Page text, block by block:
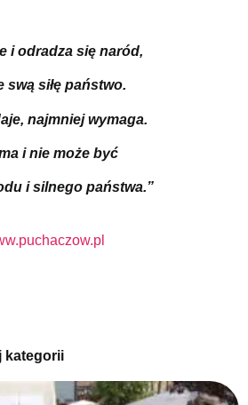
i odradza się naród,
swą siłę państwo.
najmniej wymaga.
i nie może być
i silnego państwa.”
kategorii